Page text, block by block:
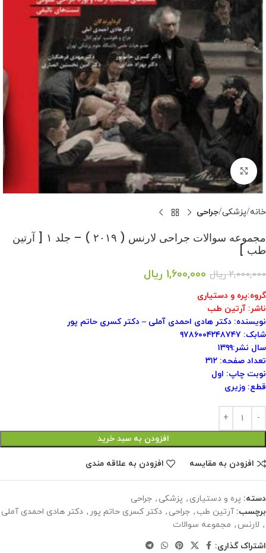
بزرگنمایی تصویر
خانه پزشکی جراحی
مجموعه سوالات جراحی لارنس ( ۲۰۱۹ ) – جلد ۱ [ آرتین
طب ]
2,000,000 ریال 1,600,000 ریال
گروه:پره و دستیاری
ناشر: آرتین طب
نویسنده: دکتر هادی احمدی آملی – دکتر کسری حاتم پور
شابک: ۹۷۸۶۰۰۴۲۴۸۷۴۷
سال نشر:۱۳۹۹
تعداد صفحه: ۳۱۲
نوبت چاپ: اول
قطع: وزیری
افزودن به سبد خرید
افزودن به مقایسه افزودن به علاقه مندی
دسته: پره و دستیاری , پزشکی , جراحی
برچسب: آرتین طب , جراحی , دکتر کسری حاتم پور , دکتر هادی احمدی آملی
, لارنس , مجموعه سوالات
اشتراک گذاری: